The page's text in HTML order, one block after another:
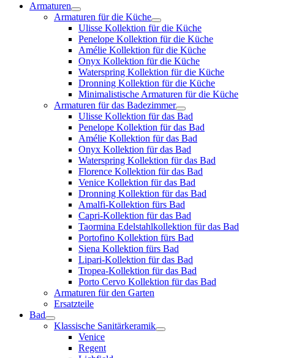
Armaturen
Armaturen für die Küche
Ulisse Kollektion für die Küche
Penelope Kollektion für die Küche
Amélie Kollektion für die Küche
Onyx Kollektion für die Küche
Waterspring Kollektion für die Küche
Dronning Kollektion für die Küche
Minimalistische Armaturen für die Küche
Armaturen für das Badezimmer
Ulisse Kollektion für das Bad
Penelope Kollektion für das Bad
Amélie Kollektion für das Bad
Onyx Kollektion für das Bad
Waterspring Kollektion für das Bad
Florence Kollektion für das Bad
Venice Kollektion für das Bad
Dronning Kollektion für das Bad
Amalfi-Kollektion fürs Bad
Capri-Kollektion für das Bad
Taormina Edelstahlkollektion für das Bad
Portofino Kollektion fürs Bad
Siena Kollektion fürs Bad
Lipari-Kollektion für das Bad
Tropea-Kollektion für das Bad
Porto Cervo Kollektion für das Bad
Armaturen für den Garten
Ersatzteile
Bad
Klassische Sanitärkeramik
Venice
Regent